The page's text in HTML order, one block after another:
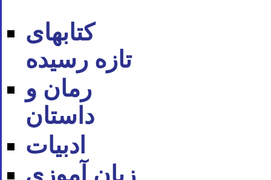
کتابهای
تازه رسیده
رمان و
داستان
ادبیات
زبان آموزی